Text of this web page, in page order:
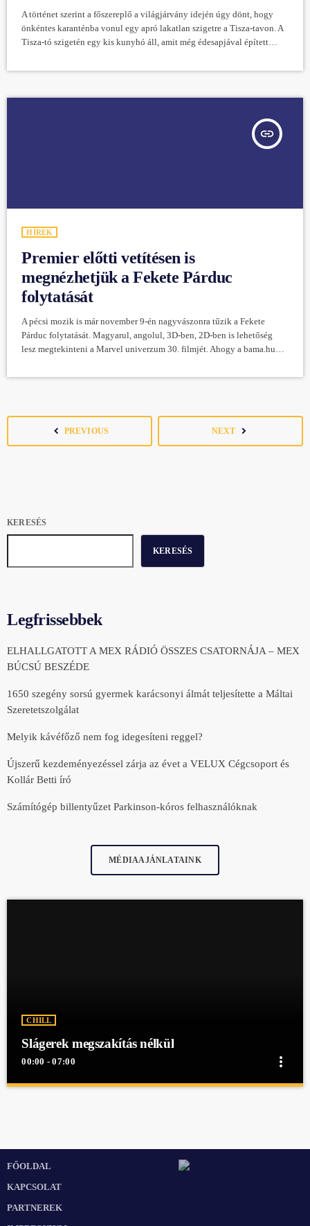
A történet szerint a főszereplő a világjárvány idején úgy dönt, hogy
önkéntes karanténba vonul egy apró lakatlan szigetre a Tisza-tavon. A
Tisza-tó szigetén egy kis kunyhó áll, amit még édesapjával épített
időközben meghalt. A fiú ki akar szakadni a mókuskerékből, szembe
események alapján készült, Ljasuk Dimitry által írt, […]
insert_link
HÍREK
Premier előtti vetítésen is
megnézhetjük a Fekete Párduc
folytatását
A pécsi mozik is már november 9-én nagyvászonra tűzik a Fekete
Párduc folytatását. Magyarul, angolul, 3D-ben, 2D-ben is lehetőség
lesz megtekinteni a Marvel univerzum 30. filmjét. Ahogy a bama.hu
kapcsolatban, hiszen a 2018-as első film hét, köztük a legjobb filmnek
navigate_before PREVIOUS NEXT navigate_next
KERESÉS
KERESÉS
Legfrissebbek
ELHALLGATOTT A MEX RÁDIÓ ÖSSZES CSATORNÁJA – MEX
BÚCSÚ BESZÉDE
1650 szegény sorsú gyermek karácsonyi álmát teljesítette a Máltai
Szeretetszolgálat
Melyik kávéfőző nem fog idegesíteni reggel?
Újszerű kezdeményezéssel zárja az évet a VELUX Cégcsoport és
Kollár Betti író
Számítógép billentyűzet Parkinson-kóros felhasználóknak
MÉDIAAJÁNLATAINK
CHILL
Slágerek megszakítás nélkül
00:00 - 07:00 more_vert
Slágerek megszakítás nélkül egész éjjel a Mex Rádióban!
FŐOLDAL
KAPCSOLAT
PARTNEREK